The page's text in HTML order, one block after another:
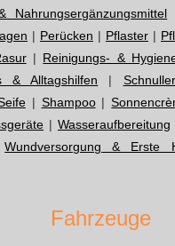
Nahrungsergänzungsmittel
| Perücken | Pflaster |
| Reinigungs- &
& Alltagshilfen |
| Shampoo|
| Wasseraufbereitung
Wundversorgung & Erste
Fahrzeuge